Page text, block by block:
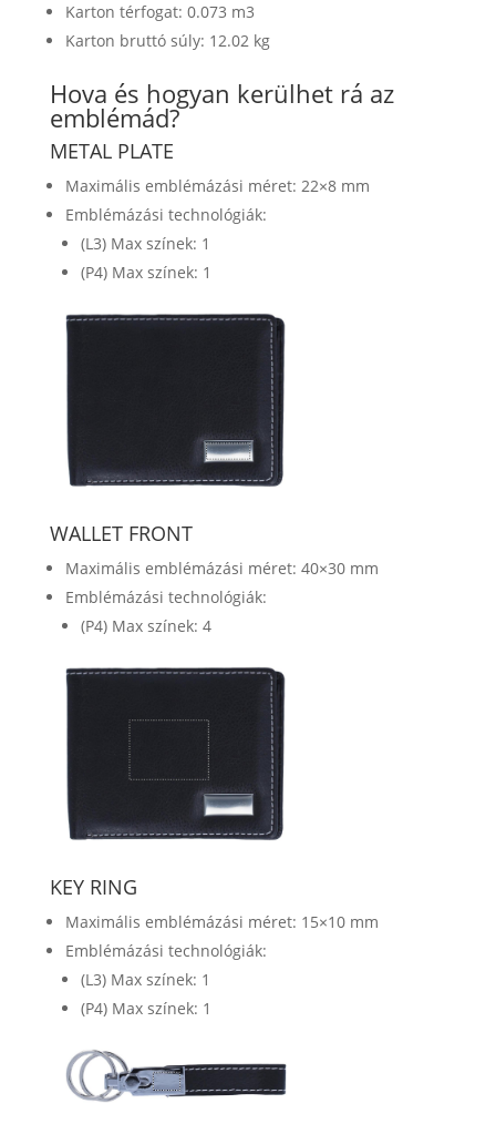
Karton térfogat: 0.073 m3
Karton bruttó súly: 12.02 kg
Hova és hogyan kerülhet rá az
emblémád?
METAL PLATE
Maximális emblémázási méret: 22×8 mm
Emblémázási technológiák:
(L3) Max színek: 1
(P4) Max színek: 1
WALLET FRONT
Maximális emblémázási méret: 40×30 mm
Emblémázási technológiák:
(P4) Max színek: 4
KEY RING
Maximális emblémázási méret: 15×10 mm
Emblémázási technológiák:
(L3) Max színek: 1
(P4) Max színek: 1